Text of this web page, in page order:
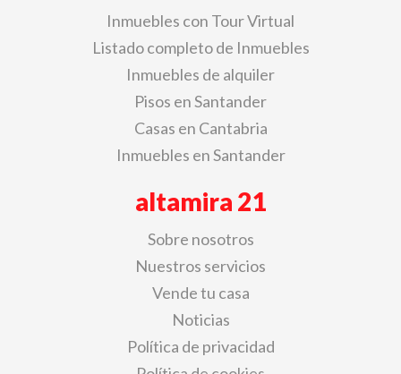
Inmuebles con Tour Virtual
Listado completo de Inmuebles
Inmuebles de alquiler
Pisos en Santander
Casas en Cantabria
Inmuebles en Santander
altamira 21
Sobre nosotros
Nuestros servicios
Vende tu casa
Noticias
Política de privacidad